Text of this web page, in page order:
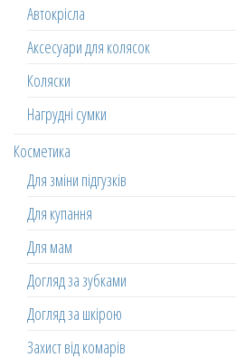
Автокрісла
Аксесуари для колясок
Коляски
Нагрудні сумки
Косметика
Для зміни підгузків
Для купання
Для мам
Догляд за зубками
Догляд за шкірою
Захист від комарів